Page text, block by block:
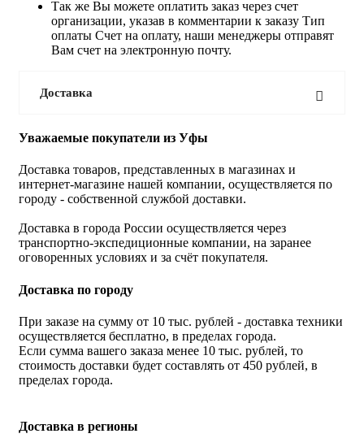
Так же Вы можете оплатить заказ через счет
организации, указав в комментарии к заказу Тип
оплаты Счет на оплату, наши менеджеры отправят
Вам счет на электронную почту.
Доставка
Уважаемые покупатели из Уфы
Доставка товаров, представленных в магазинах и
интернет-магазине нашей компании, осуществляется по
городу - собственной службой доставки.
Доставка в города России осуществляется через
транспортно-экспедиционные компании, на заранее
оговоренных условиях и за счёт покупателя.
Доставка по городу
При заказе на сумму от 10 тыс. рублей - доставка техники
осуществляется бесплатно, в пределах города.
Если сумма вашего заказа менее 10 тыс. рублей, то
стоимость доставки будет составлять от 450 рублей, в
пределах города.
Доставка в регионы